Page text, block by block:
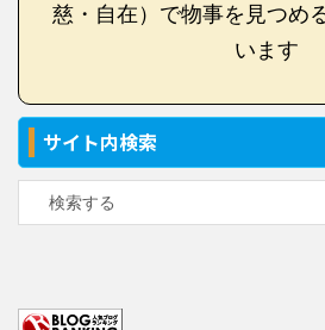
慈・自在）で物事を見つめ
います
サイト内検索